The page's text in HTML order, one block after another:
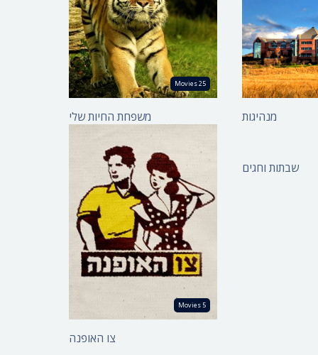
מנהיגות
משפחת החיות שלי -
קנגורו
משפחת החיות שלי -
אריה
משפחת החיות שלי - דב
משפחת החיות שלי -
אווזון
משפחת החיות שלי -
שימפנזה
משפחת החיות שלי -
מוסטנג
משפחת החיות שלי -
דולפין
משפחת החיות שלי -
25 Movies
משפחת החיות שלי
שבתות וחגים
צו האופנה - תולדות
האופנה הישראלית
צו האופנה - תולדות
האופנה הישראלית
צו האופנה - תולדות
האופנה הישראלית
צו האופנה - תולדות
האופנה הישראלית
צו האופנה - תולדות
5 Movies
צו האופנה